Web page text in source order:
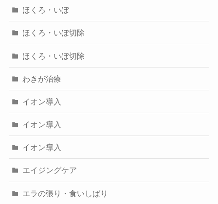
ほくろ・いぼ
ほくろ・いぼ切除
ほくろ・いぼ切除
わきが治療
イオン導入
イオン導入
イオン導入
エイジングケア
エラの張り・食いしばり